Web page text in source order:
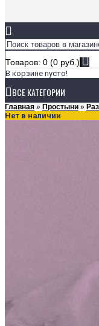
Товаров: 0 (0 руб.)
В корзине пусто!
ВСЕ КАТЕГОРИИ
Главная » Простыни »
Нет в наличии